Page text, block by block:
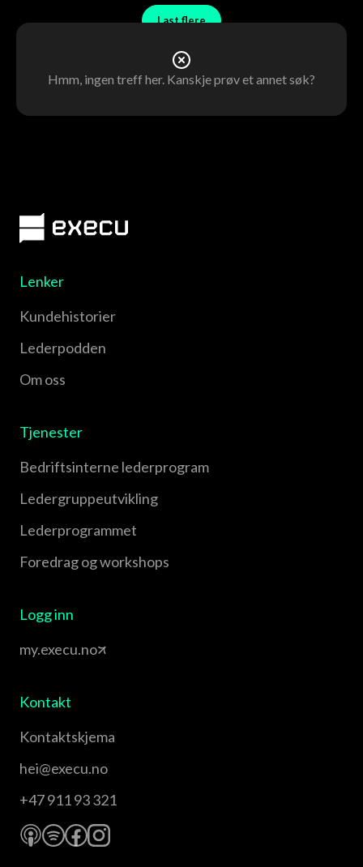
Last flere
Hmm, ingen treff her. Kanskje prøv et annet søk?
Lenker
Kundehistorier
Lederpodden
Om oss
Tjenester
Bedriftsinterne lederprogram
Leder­gruppe­utvikling
Leder­programmet
Foredrag og workshops
Logg inn
my.execu.no
Kontakt
Kontaktskjema
hei@execu.no
+47 911 93 321